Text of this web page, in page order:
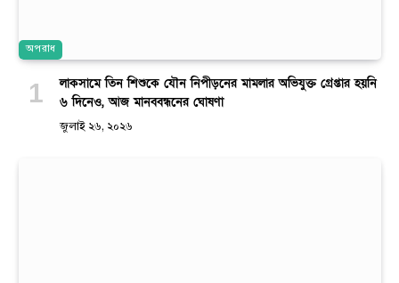
অপরাধ
লাকসামে তিন শিশুকে যৌন নিপীড়নের মামলার অভিযুক্ত গ্রেপ্তার হয়নি
৬ দিনেও, আজ মানববন্ধনের ঘোষণা
জুলাই ২৬, ২০২৬